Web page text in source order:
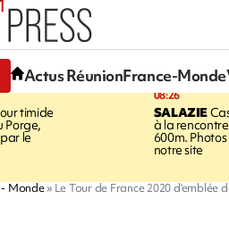
Actus RéunionFrance-Monde
timide
Porge,
le
08:26
SALAZIE
à la
600m.
notre site
- Monde Le Tour de France 2020 d'emblée